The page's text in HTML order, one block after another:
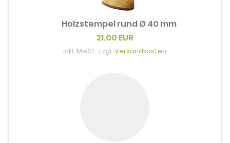
Holzstempel rund Ø 40 mm
21.00 EUR
inkl. MwSt. zzgl.Versandkosten